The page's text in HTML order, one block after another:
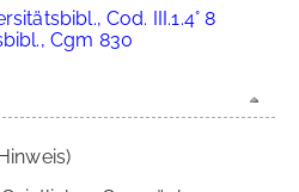
Cod. III.1.4° 8
Cgm 830